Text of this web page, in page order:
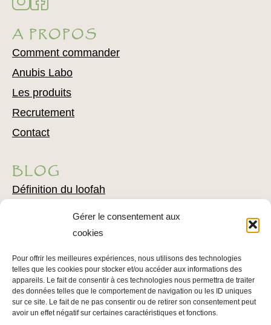
Gérer le consentement aux
cookies
Pour offrir les meilleures expériences, nous utilisons des technologies
telles que les cookies pour stocker et/ou accéder aux informations des
appareils. Le fait de consentir à ces technologies nous permettra de traiter
des données telles que le comportement de navigation ou les ID uniques
sur ce site. Le fait de ne pas consentir ou de retirer son consentement peut
avoir un effet négatif sur certaines caractéristiques et fonctions.
A PROPOS
Comment commander
Anubis Labo
Les produits
Recrutement
Contact
BLOG
Définition du loofah
Comment utiliser du loofah
Conseils pour l’épilation
Conseils pour soigner votre épiderme